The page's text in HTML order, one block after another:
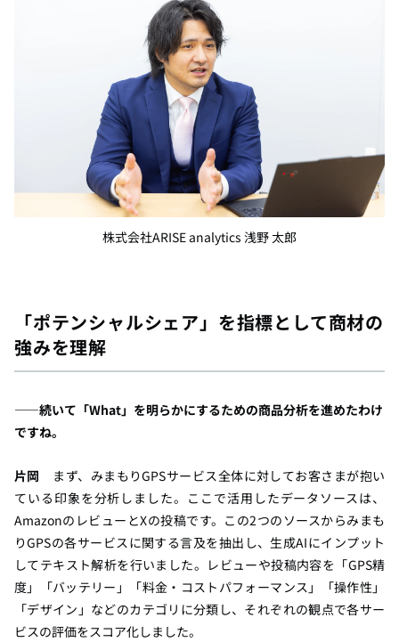
株式会社ARISE analytics 浅野 太郎
「ポテンシャルシェア」を指標として商材の
強みを理解
――続いて「What」を明らかにするための商品分析を進めたわけ
ですね。
片岡 まず、みまもりGPSサービス全体に対してお客さまが抱い
ている印象を分析しました。ここで活用したデータソースは、
AmazonのレビューとXの投稿です。この2つのソースからみまも
りGPSの各サービスに関する言及を抽出し、生成AIにインプット
してテキスト解析を行いました。レビューや投稿内容を「GPS精
度」「バッテリー」「料金・コストパフォーマンス」「操作性」
「デザイン」などのカテゴリに分類し、それぞれの観点で各サー
ビスの評価をスコア化しました。